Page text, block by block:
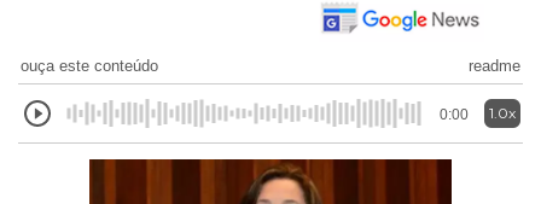
ouça este conteúdo readme
0:00 1.0x